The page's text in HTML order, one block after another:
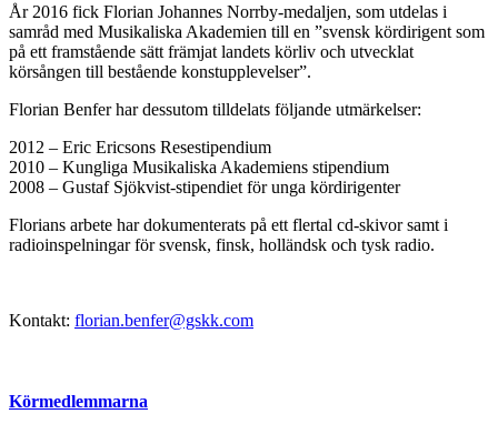
År 2016 fick Florian Johannes Norrby-medaljen, som utdelas i
samråd med Musikaliska Akademien till en ”svensk kördirigent som
på ett framstående sätt främjat landets körliv och utvecklat
körsången till bestående konstupplevelser”.
Florian Benfer har dessutom tilldelats följande utmärkelser:
2012 – Eric Ericsons Resestipendium
2010 – Kungliga Musikaliska Akademiens stipendium
2008 – Gustaf Sjökvist-stipendiet för unga kördirigenter
Florians arbete har dokumenterats på ett flertal cd-skivor samt i
radioinspelningar för svensk, finsk, holländsk och tysk radio.
Kontakt: florian.benfer@gskk.com
Körmedlemmarna